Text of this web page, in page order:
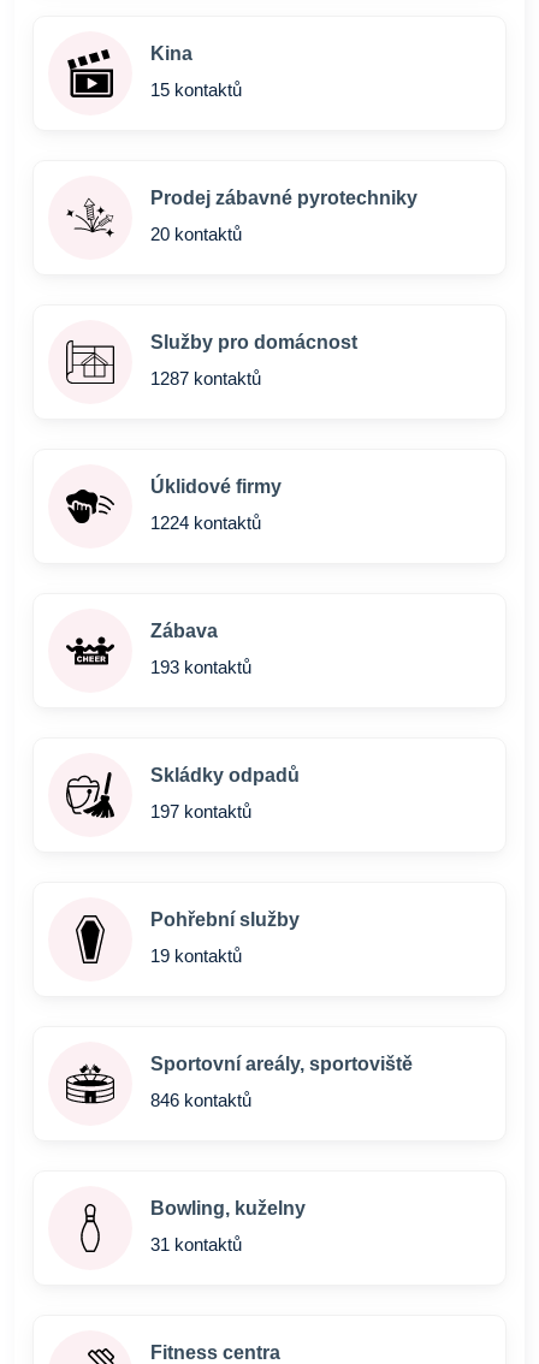
Kina
15 kontaktů
Prodej zábavné pyrotechniky
20 kontaktů
Služby pro domácnost
1287 kontaktů
Úklidové firmy
1224 kontaktů
Zábava
193 kontaktů
Skládky odpadů
197 kontaktů
Pohřební služby
19 kontaktů
Sportovní areály, sportoviště
846 kontaktů
Bowling, kuželny
31 kontaktů
Fitness centra